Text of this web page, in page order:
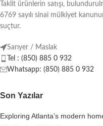
Taklit ürünlerin satışı,
6769 sayılı sinai mülkiyet
suçtur.
Sarıyer / Maslak
Tel : (850) 885 0 932
Whatsapp: (850) 885 0 932
Son Yazılar
Exploring Atlanta’s modern